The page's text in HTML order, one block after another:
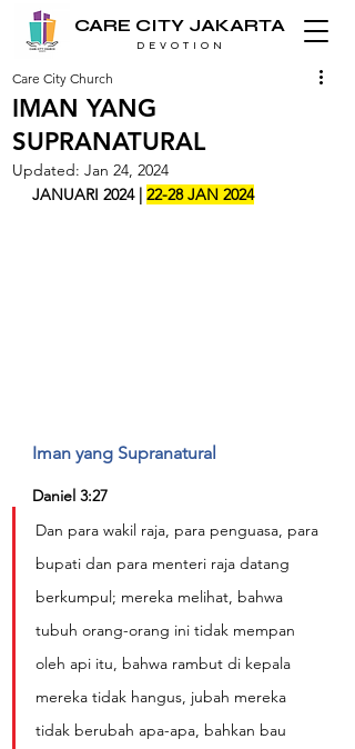
CARE CITY JAKARTA
D E V O T I O N
IMAN YANG
SUPRANATURAL
Care City Church
Updated: Jan 24, 2024
JANUARI 2024 | 22-28 JAN 2024
Iman yang Supranatural
Daniel 3:27
Dan para wakil raja, para penguasa, para
bupati dan para menteri raja datang
berkumpul; mereka melihat, bahwa
tubuh orang-orang ini tidak mempan
oleh api itu, bahwa rambut di kepala
mereka tidak hangus, jubah mereka
tidak berubah apa-apa, bahkan bau